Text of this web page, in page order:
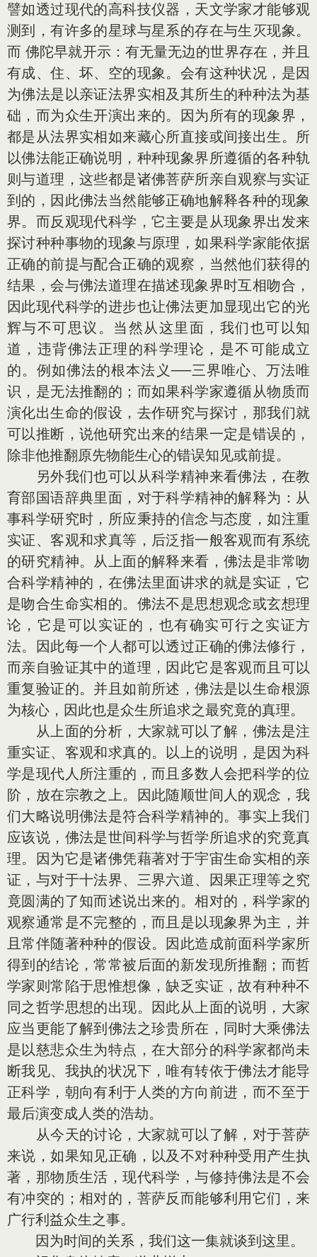
譬如透过现代的高科技仪器，天文学家才能够观
测到，有许多的星球与星系的存在与生灭现象。
而 佛陀早就开示：有无量无边的世界存在，并且
有成、住、坏、空的现象。会有这种状况，是因
为佛法是以亲证法界实相及其所生的种种法为基
础，而为众生开演出来的。因为所有的现象界，
都是从法界实相如来藏心所直接或间接出生。所
以佛法能正确说明，种种现象界所遵循的各种轨
则与道理，这些都是诸佛菩萨所亲自观察与实证
到的，因此佛法当然能够正确地解释各种的现象
界。而反观现代科学，它主要是从现象界出发来
探讨种种事物的现象与原理，如果科学家能依据
正确的前提与配合正确的观察，当然他们获得的
结果，会与佛法道理在描述现象界时互相吻合，
因此现代科学的进步也让佛法更加显现出它的光
辉与不可思议。当然从这里面，我们也可以知
道，违背佛法正理的科学理论，是不可能成立
的。例如佛法的根本法义──三界唯心、万法唯
识，是无法推翻的；而如果科学家遵循从物质而
演化出生命的假设，去作研究与探讨，那我们就
可以推断，说他研究出来的结果一定是错误的，
除非他推翻原先物能生心的错误知见或前提。
另外我们也可以从科学精神来看佛法，在教
育部国语辞典里面，对于科学精神的解释为：从
事科学研究时，所应秉持的信念与态度，如注重
实证、客观和求真等，后泛指一般客观而有系统
的研究精神。从上面的解释来看，佛法是非常吻
合科学精神的，在佛法里面讲求的就是实证，它
是吻合生命实相的。佛法不是思想观念或玄想理
论，它是可以实证的，也有确实可行之实证方
法。因此每一个人都可以透过正确的佛法修行，
而亲自验证其中的道理，因此它是客观而且可以
重复验证的。并且如前所述，佛法是以生命根源
为核心，因此也是众生所追求之最究竟的真理。
从上面的分析，大家就可以了解，佛法是注
重实证、客观和求真的。以上的说明，是因为科
学是现代人所注重的，而且多数人会把科学的位
阶，放在宗教之上。因此随顺世间人的观念，我
们大略说明佛法是符合科学精神的。事实上我们
应该说，佛法是世间科学与哲学所追求的究竟真
理。因为它是诸佛凭藉著对于宇宙生命实相的亲
证，与对于十法界、三界六道、因果正理等之究
竟圆满的了知而述说出来的。相对的，科学家的
观察通常是不完整的，而且是以现象界为主，并
且常伴随著种种的假设。因此造成前面科学家所
得到的结论，常常被后面的新发现所推翻；而哲
学家则常陷于思惟想像，缺乏实证，故有种种不
同之哲学思想的出现。因此从上面的说明，大家
应当更能了解到佛法之珍贵所在，同时大乘佛法
是以慈悲众生为特点，在大部分的科学家都尚未
断我见、我执的状况下，唯有转依于佛法才能导
正科学，朝向有利于人类的方向前进，而不至于
最后演变成人类的浩劫。
从今天的讨论，大家就可以了解，对于菩萨
来说，如果知见正确，以及不对种种受用产生执
著，那物质生活，现代科学，与修持佛法是不会
有冲突的；相对的，菩萨反而能够利用它们，来
广行利益众生之事。
因为时间的关系，我们这一集就谈到这里。